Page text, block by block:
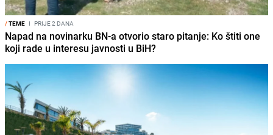
/TEME I PRIJE 2 DANA
Napad na novinarku BN-a otvorio staro pitanje: Ko štiti one
koji rade u interesu javnosti u BiH?